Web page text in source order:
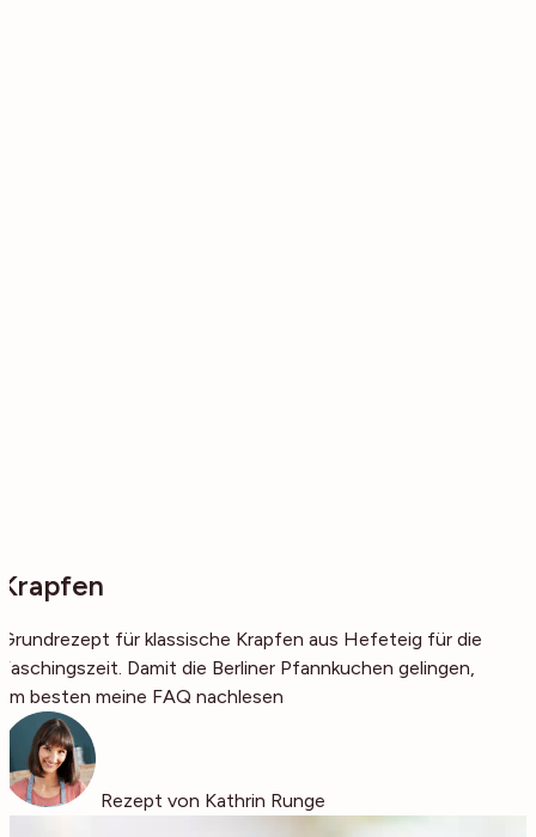
Krapfen
Grundrezept für klassische Krapfen aus Hefeteig für die
Faschingszeit. Damit die Berliner Pfannkuchen gelingen,
am besten meine FAQ nachlesen
Rezept von Kathrin Runge